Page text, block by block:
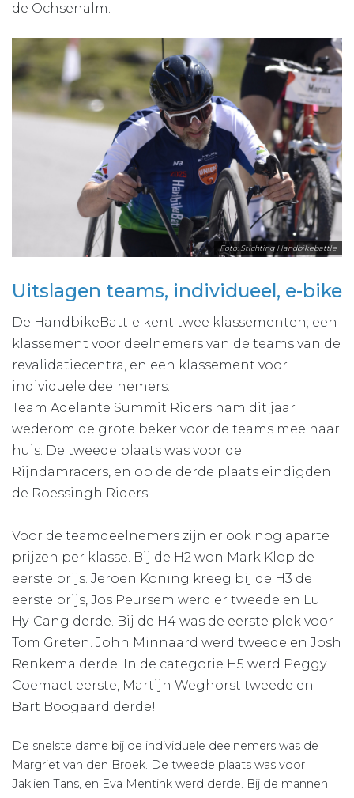
de Ochsenalm.
Foto: Stichting Handbikebattle
Uitslagen teams, individueel, e-bike
De HandbikeBattle kent twee klassementen; een
klassement voor deelnemers van de teams van de
revalidatiecentra, en een klassement voor
individuele deelnemers.
Team Adelante Summit Riders nam dit jaar
wederom de grote beker voor de teams mee naar
huis. De tweede plaats was voor de
Rijndamracers, en op de derde plaats eindigden
de Roessingh Riders.
Voor de teamdeelnemers zijn er ook nog aparte
prijzen per klasse. Bij de H2 won Mark Klop de
eerste prijs. Jeroen Koning kreeg bij de H3 de
eerste prijs, Jos Peursem werd er tweede en Lu
Hy-Cang derde. Bij de H4 was de eerste plek voor
Tom Greten. John Minnaard werd tweede en Josh
Renkema derde. In de categorie H5 werd Peggy
Coemaet eerste, Martijn Weghorst tweede en
Bart Boogaard derde!
De snelste dame bij de individuele deelnemers was de
Margriet van den Broek. De tweede plaats was voor
Jaklien Tans, en Eva Mentink werd derde. Bij de mannen